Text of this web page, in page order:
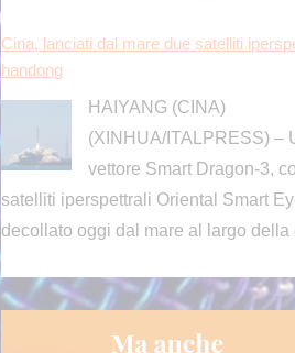
Cina, lanciati dal mare due satelliti
handong
HAIYANG (CINA)
(XINHUA/ITALPRESS) –
vettore Smart Dragon-3,
satelliti iperspettrali Oriental Smart
decollato oggi dal mare al largo della